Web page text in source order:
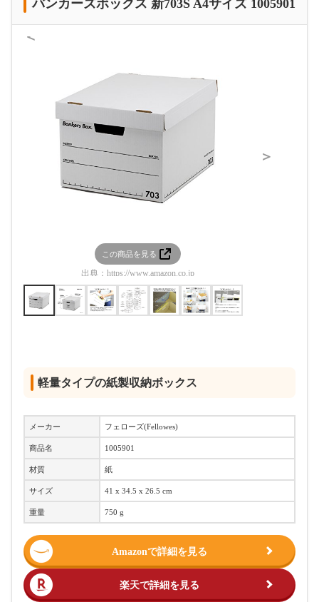
バンカーズボックス 新703S A4サイズ 1005901
＜
この商品を見る
出典： https://www.amazon.co.jp
＞
軽量タイプの紙製収納ボックス
メーカー フェローズ(Fellowes)
商品名 1005901
材質 紙
サイズ 41 x 34.5 x 26.5 cm
重量 750 g
Amazonで詳細を見る
楽天で詳細を見る